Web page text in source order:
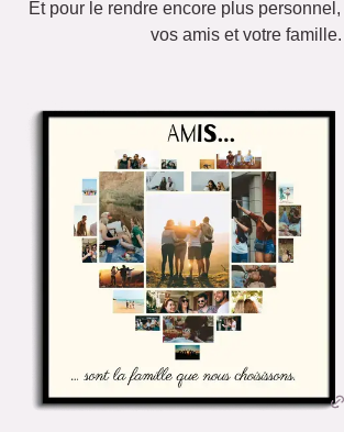
Et pour le rendre encore plus
vos amis et votre famille.